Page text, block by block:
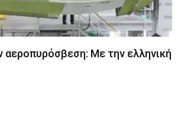
αεροπυρόσβεση: Με την ελληνική